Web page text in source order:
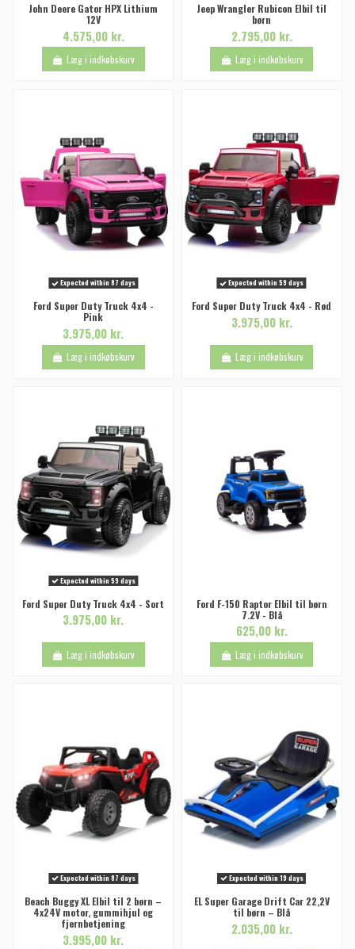
John Deere Gator HPX Lithium
12V
4.575,00 kr.
Læg i indkøbskurv
Jeep Wrangler Rubicon Elbil til
børn
2.795,00 kr.
Læg i indkøbskurv
Expected within 87 days
Ford Super Duty Truck 4x4 -
Pink
3.975,00 kr.
Læg i indkøbskurv
Expected within 59 days
Ford Super Duty Truck 4x4 - Rød
3.975,00 kr.
Læg i indkøbskurv
Expected within 59 days
Ford Super Duty Truck 4x4 - Sort
3.975,00 kr.
Læg i indkøbskurv
Ford F-150 Raptor Elbil til børn
7.2V - Blå
625,00 kr.
Læg i indkøbskurv
Expected within 87 days
Beach Buggy XL Elbil til 2 børn –
4x24V motor, gummihjul og
fjernbetjening
3.995,00 kr.
Expected within 19 days
EL Super Garage Drift Car 22,2V
til børn – Blå
2.035,00 kr.